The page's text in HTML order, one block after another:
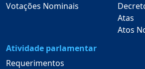
Votações Nominais
Atas
Atos
Atividade parlamentar
Requerimentos